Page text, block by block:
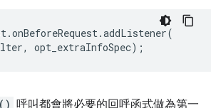
.onBeforeRequest.addListener(
, opt_extraInfoSpec);
呼叫都會將必要的回呼函式做為第一